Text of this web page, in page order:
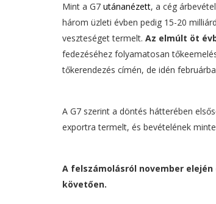
Mint a G7 utánanézett, a cég
három üzleti évben pedig 15-20
veszteséget termelt. Az elmúlt öt
fedezéséhez folyamatosan
tőkerendezés címén, de idén
A G7 szerint a döntés hátterében
exportra termelt, és bevételének
A felszámolásról november
követően.